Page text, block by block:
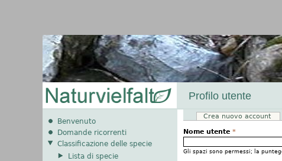
Profilo utente
Schede primarie
Crea nuovo account
Nome utente *
Gli spazi sono permessi; la
Benvenuto
Domande ricorrenti
Classificazione delle specie
Lista di specie